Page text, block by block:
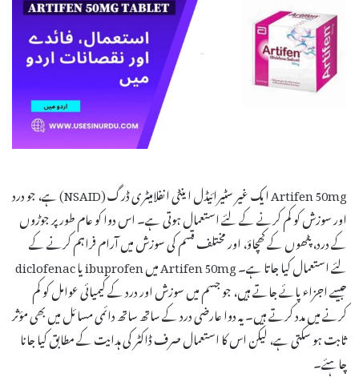
Artifen 50mg ایک غیر سٹیرائیڈل اینٹی انفلامیٹری ڈرگ (NSAID) ہے، جو درد
اور سوزش کو کم کرنے کے لئے استعمال ہوتی ہے۔ اس دوا کو عام طور پر جوڑوں
کے درد، پٹھوں کے کھچاؤ، اور مختلف قسم کی سوزش میں آرام فراہم کرنے کے
لئے استعمال کیا جاتا ہے۔ Artifen 50mg میں ibuprofen یا diclofenac
جیسے اجزاء پائے جاتے ہیں، جو جسم میں سوزش اور درد کے کیمیائی عوامل کو کم
کرنے میں مدد کرتے ہیں۔ یہ دوا عارضی درد کے ساتھ ساتھ دائمی مسائل میں بھی مؤثر
ثابت ہو سکتی ہے، لیکن اس کا استعمال صرف ڈاکٹر کی ہدایت کے مطابق کیا جانا
چاہئے۔